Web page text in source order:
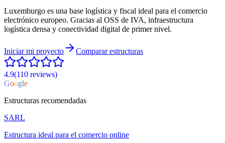
Luxemburgo es una base logística y fiscal ideal para el comercio
electrónico europeo. Gracias al OSS de IVA, infraestructura
logística densa y conectividad digital de primer nivel.
Iniciar mi proyecto Comparar estructuras
4.9(110 reviews)
Google
Estructuras recomendadas
SARL
Estructura ideal para el comercio online